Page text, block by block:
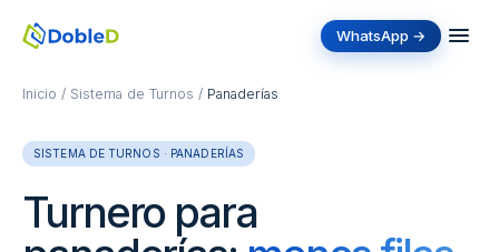
WhatsApp →
Inicio / Sistema de Turnos / Panaderías
SISTEMA DE TURNOS · PANADERÍAS
Turnero para